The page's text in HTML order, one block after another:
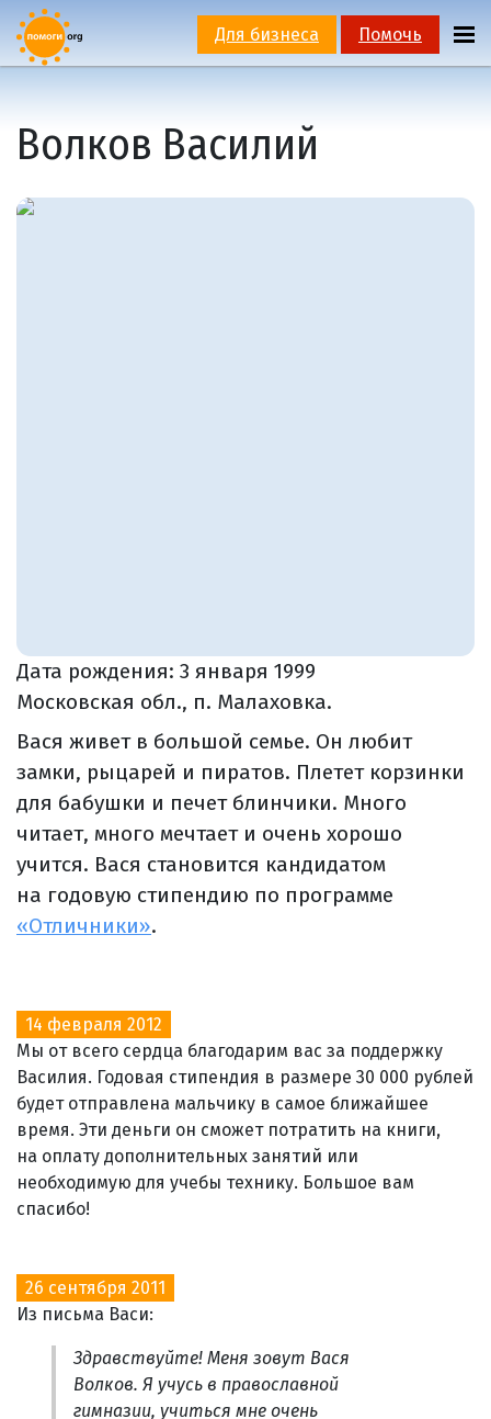
Для бизнеса Помочь
Волков Василий
Дата рождения: 3 января 1999
Московская обл., п. Малаховка.
Вася живет в большой семье. Он любит
замки, рыцарей и пиратов. Плетет корзинки
для бабушки и печет блинчики. Много
читает, много мечтает и очень хорошо
учится. Вася становится кандидатом
на годовую стипендию по программе
«Отличники».
14 февраля 2012
Мы от всего сердца благодарим вас за поддержку
Василия. Годовая стипендия в размере 30 000 рублей
будет отправлена мальчику в самое ближайшее
время. Эти деньги он сможет потратить на книги,
на оплату дополнительных занятий или
необходимую для учебы технику. Большое вам
спасибо!
26 сентября 2011
Из письма Васи:
Здравствуйте! Меня зовут Вася
Волков. Я учусь в православной
гимназии, учиться мне очень